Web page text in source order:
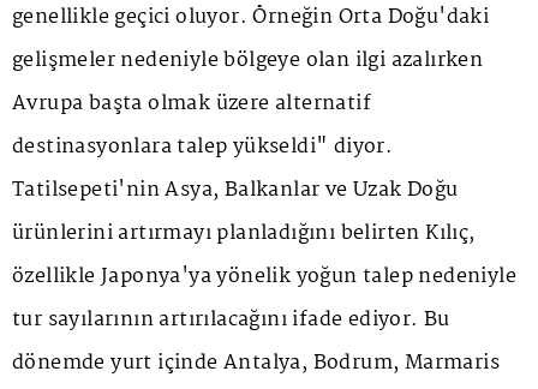
genellikle geçici oluyor. Örneğin Orta Doğu'daki
gelişmeler nedeniyle bölgeye olan ilgi azalırken
Avrupa başta olmak üzere alternatif
destinasyonlara talep yükseldi" diyor.
Tatilsepeti'nin Asya, Balkanlar ve Uzak Doğu
ürünlerini artırmayı planladığını belirten Kılıç,
özellikle Japonya'ya yönelik yoğun talep nedeniyle
tur sayılarının artırılacağını ifade ediyor. Bu
dönemde yurt içinde Antalya, Bodrum, Marmaris